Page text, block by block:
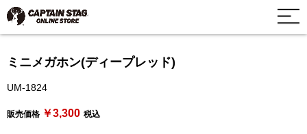
ミニメガホン(ディープレッド)
UM-1824
販売価格 ￥3,300 税込